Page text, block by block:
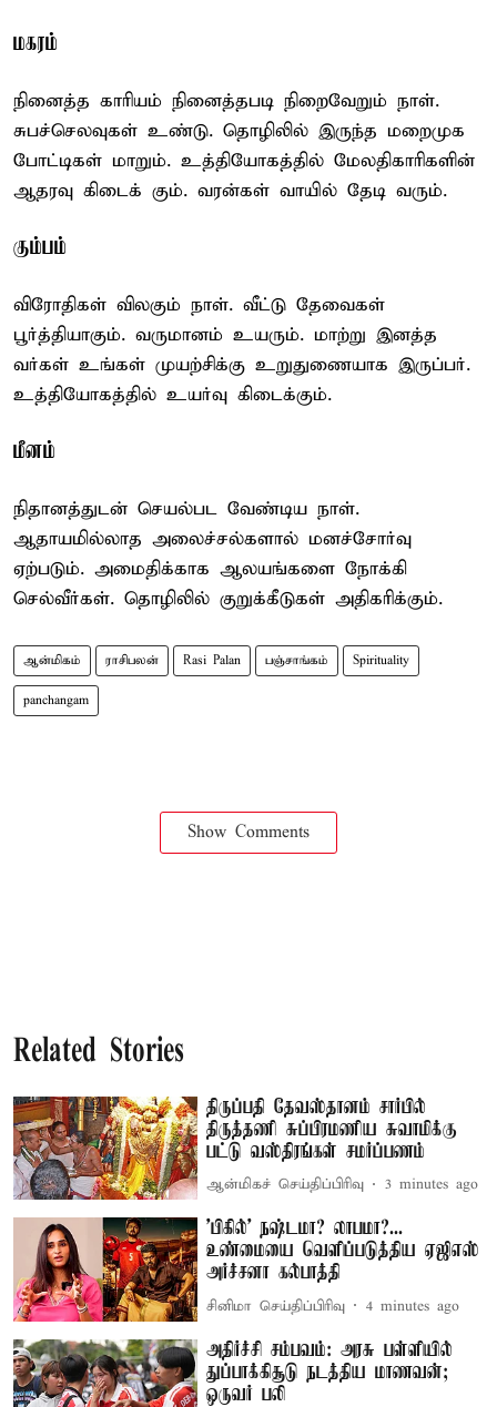
மகரம்
நினைத்த காரியம் நினைத்தபடி நிறைவேறும் நாள்.
சுபச்செலவுகள் உண்டு. தொழிலில் இருந்த மறைமுக
போட்டிகள் மாறும். உத்தியோகத்தில் மேலதிகாரிகளின்
ஆதரவு கிடைக் கும். வரன்கள் வாயில் தேடி வரும்.
கும்பம்
விரோதிகள் விலகும் நாள். வீட்டு தேவைகள்
பூர்த்தியாகும். வருமானம் உயரும். மாற்று இனத்த
வர்கள் உங்கள் முயற்சிக்கு உறுதுணையாக இருப்பர்.
உத்தியோகத்தில் உயர்வு கிடைக்கும்.
மீனம்
நிதானத்துடன் செயல்பட வேண்டிய நாள்.
ஆதாயமில்லாத அலைச்சல்களால் மனச்சோர்வு
ஏற்படும். அமைதிக்காக ஆலயங்களை நோக்கி
செல்வீர்கள். தொழிலில் குறுக்கீடுகள் அதிகரிக்கும்.
ஆன்மிகம் ராசிபலன் Rasi Palan பஞ்சாங்கம் Spirituality
panchangam
Show Comments
Related Stories
திருப்பதி தேவஸ்தானம் சார்பில்
திருத்தணி சுப்பிரமணிய சுவாமிக்கு
பட்டு வஸ்திரங்கள் சமர்ப்பணம்
ஆன்மிகச் செய்திப்பிரிவு 3 minutes ago
'பிகில்' நஷ்டமா? லாபமா?...
உண்மையை வெளிப்படுத்திய ஏஜிஎஸ்
அர்ச்சனா கல்பாத்தி
சினிமா செய்திப்பிரிவு 4 minutes ago
அதிர்ச்சி சம்பவம்: அரசு பள்ளியில்
துப்பாக்கிசூடு நடத்திய மாணவன்;
ஒருவர் பலி